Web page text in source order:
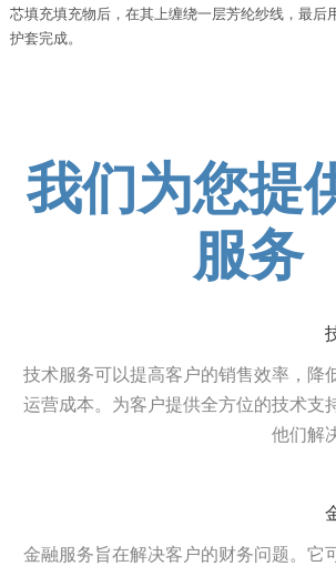
芯填充填充物后，在其上缠绕一层芳纶纱线，最后
护套完成。
我们为您提
服务
技术服务可以提高客户的销售效率，降
运营成本。为客户提供全方位的技术支
他们解
金融服务旨在解决客户的财务问题。它